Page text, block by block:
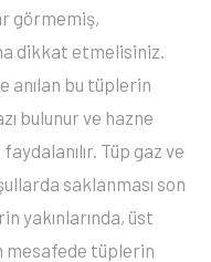
görmemiş,
dikkat etmelisiniz.
anılan bu tüplerin
bulunur ve hazne
Tüp gaz ve
saklanması son
yakınlarında, üst
mesafede tüplerin